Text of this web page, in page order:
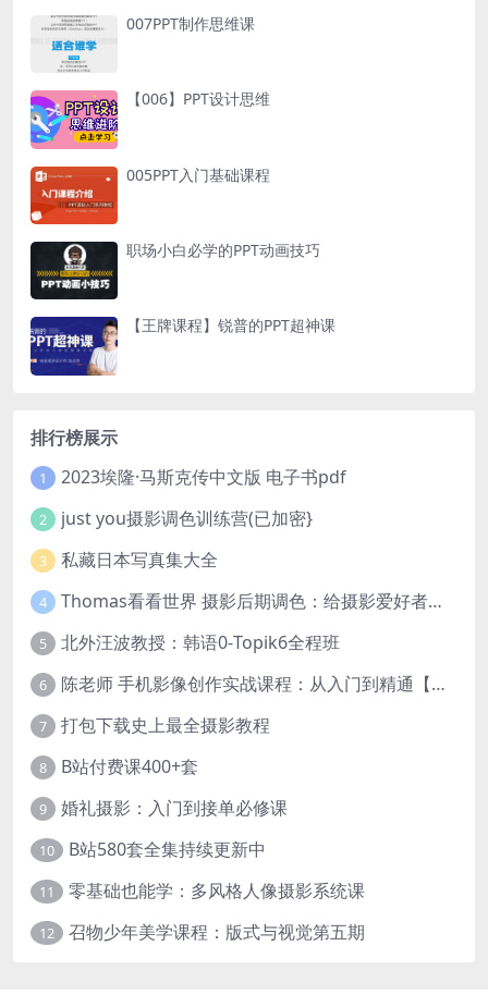
007PPT制作思维课
【006】PPT设计思维
005PPT入门基础课程
职场小白必学的PPT动画技巧
【王牌课程】锐普的PPT超神课
排行榜展示
1 2023埃隆·马斯克传中文版 电子书pdf
2 just you摄影调色训练营(已加密}
3 私藏日本写真集大全
4 Thomas看看世界 摄影后期调色：给摄影爱好者的色彩课 网盘下载
5 北外汪波教授：韩语0-Topik6全程班
6 陈老师 手机影像创作实战课程：从入门到精通【完结】
7 打包下载史上最全摄影教程
8 B站付费课400+套
9 婚礼摄影：入门到接单必修课
10 B站580套全集持续更新中
11 零基础也能学：多风格人像摄影系统课
12 召物少年美学课程：版式与视觉第五期